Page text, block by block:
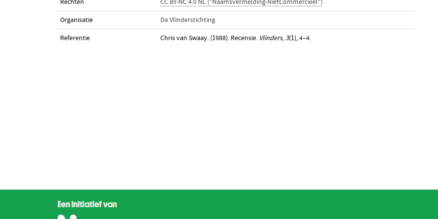
Rechten CC BY-NC 4.0 NL ("Naamsvermelding-NietCommercieel")
Organisatie De Vlinderstichting
Referentie Chris van Swaay. (1988). Recensie. Vlinders, 3(1), 4–4.